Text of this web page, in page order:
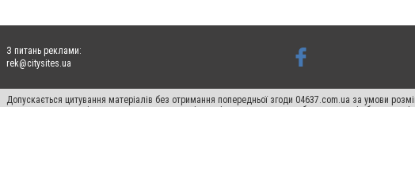
З питань реклами:
rek@citysites.ua
Допускається цитування матеріалів без отримання попередньої згоди 04637.com.ua за умови
пошукових систем гіперпосилання на цитовані статті не нижче другого абзацу в тексті або в